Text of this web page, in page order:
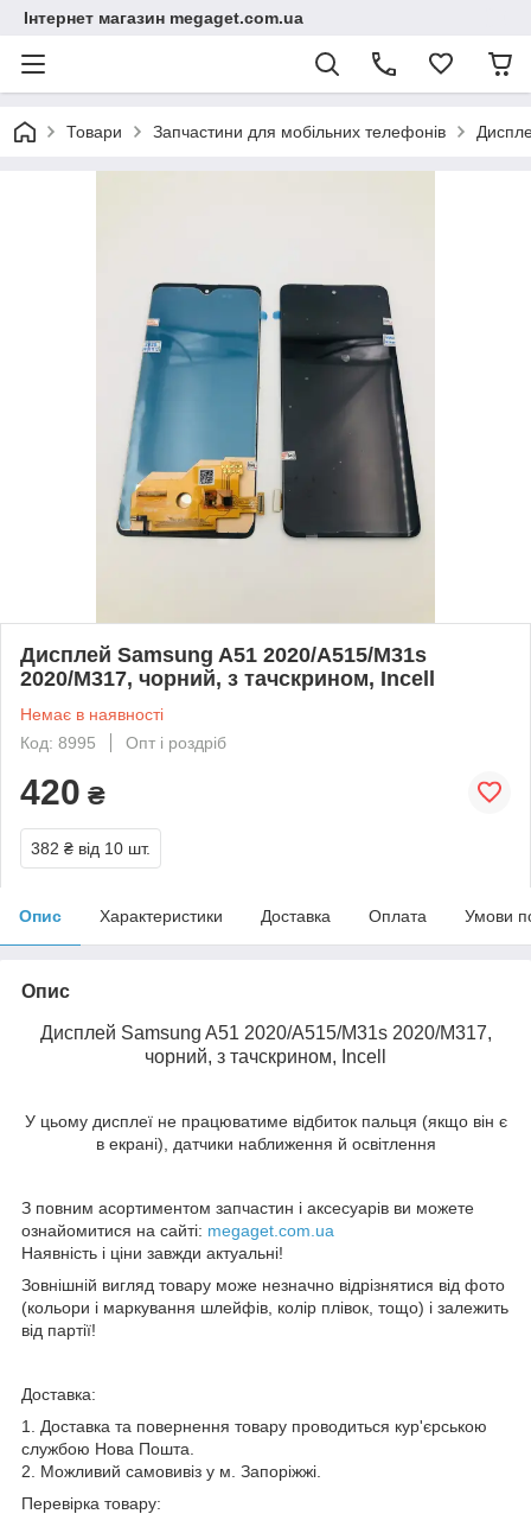
Інтернет магазин megaget.com.ua
Товари Запчастини для мобільних телефонів
Дисплей Samsung A51 2020/A515/M31s
2020/M317, чорний, з тачскрином, Incell
Немає в наявності
Код: 8995
Опт і роздріб
420 ₴
382 ₴ від 10 шт.
Опис Характеристики Доставка Оплата Умови
Опис
Дисплей Samsung A51 2020/A515/M31s 2020/M317,
чорний, з тачскрином, Incell
У цьому дисплеї не працюватиме відбиток пальця (якщо він є
в екрані), датчики наближення й освітлення
З повним асортиментом запчастин і аксесуарів ви можете
ознайомитися на сайті: megaget.com.ua
Наявність і ціни завжди актуальні!
Зовнішній вигляд товару може незначно відрізнятися від фото
(кольори і маркування шлейфів, колір плівок, тощо) і залежить
від партії!
Доставка:
1. Доставка та повернення товару проводиться кур'єрською
службою Нова Пошта.
2. Можливий самовивіз у м. Запоріжжі.
Перевірка товару: